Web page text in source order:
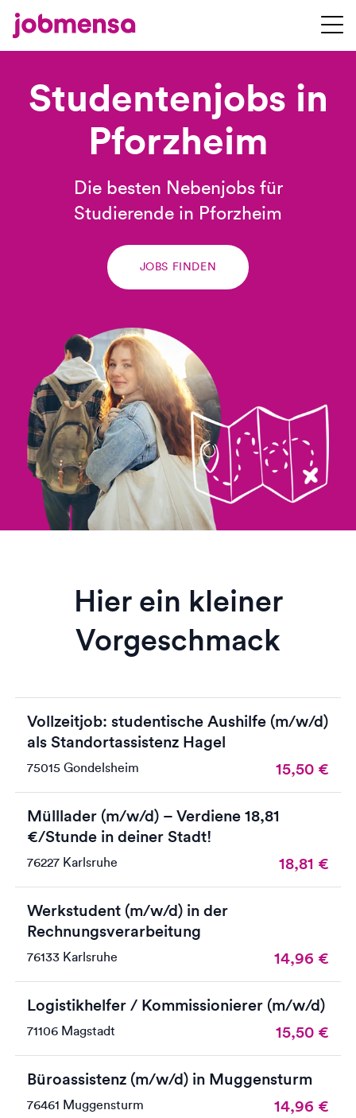
Studentenjobs in
Pforzheim
Die besten Nebenjobs für
Studierende in Pforzheim
JOBS FINDEN
Hier ein kleiner
Vorgeschmack
Vollzeitjob: studentische Aushilfe (m/w/d)
als Standortassistenz Hagel
75015 Gondelsheim 15,50 €
Mülllader (m/w/d) – Verdiene 18,81
€/Stunde in deiner Stadt!
76227 Karlsruhe 18,81 €
Werkstudent (m/w/d) in der
Rechnungsverarbeitung
76133 Karlsruhe 14,96 €
Logistikhelfer / Kommissionierer (m/w/d)
71106 Magstadt 15,50 €
Büroassistenz (m/w/d) in Muggensturm
76461 Muggensturm 14,96 €